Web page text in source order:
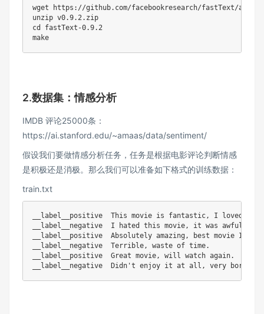
wget
unzip
cd
make
2.数据集：情感分析
IMDB 评论25000条：
https://ai.stanford.edu/~amaas/data/sentiment/
假设我们要做情感分析任务，任务是根据电影评论判断情感
是积极还是消极。那么我们可以准备如下格式的训练数据：
train.txt
__label__positive  This movie is fantastic, I loved it
__label__negative  I hated this movie, it was awful.
__label__positive  Absolutely amazing, best movie I
__label__negative  Terrible, waste of time.
__label__positive  Great movie, will watch again.
__label__negative  Didn'